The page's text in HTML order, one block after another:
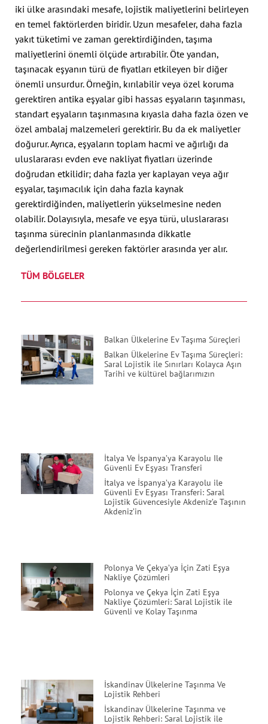
iki ülke arasındaki mesafe, lojistik maliyetlerini belirleyen
en temel faktörlerden biridir. Uzun mesafeler, daha fazla
yakıt tüketimi ve zaman gerektirdiğinden, taşıma
maliyetlerini önemli ölçüde artırabilir. Öte yandan,
taşınacak eşyanın türü de fiyatları etkileyen bir diğer
önemli unsurdur. Örneğin, kırılabilir veya özel koruma
gerektiren antika eşyalar gibi hassas eşyaların taşınması,
standart eşyaların taşınmasına kıyasla daha fazla özen ve
özel ambalaj malzemeleri gerektirir. Bu da ek maliyetler
doğurur. Ayrıca, eşyaların toplam hacmi ve ağırlığı da
uluslararası evden eve nakliyat fiyatları üzerinde
doğrudan etkilidir; daha fazla yer kaplayan veya ağır
eşyalar, taşımacılık için daha fazla kaynak
gerektirdiğinden, maliyetlerin yükselmesine neden
olabilir. Dolayısıyla, mesafe ve eşya türü, uluslararası
taşınma sürecinin planlanmasında dikkatle
değerlendirilmesi gereken faktörler arasında yer alır.
TÜM BÖLGELER
Balkan Ülkelerine Ev Taşıma Süreçleri
Balkan Ülkelerine Ev Taşıma Süreçleri:
Saral Lojistik ile Sınırları Kolayca Aşın
Tarihi ve kültürel bağlarımızın
İtalya Ve İspanya’ya Karayolu Ile
Güvenli Ev Eşyası Transferi
İtalya ve İspanya’ya Karayolu ile
Güvenli Ev Eşyası Transferi: Saral
Lojistik Güvencesiyle Akdeniz’e Taşının
Akdeniz’in
Polonya Ve Çekya’ya İçin Zati Eşya
Nakliye Çözümleri
Polonya ve Çekya İçin Zati Eşya
Nakliye Çözümleri: Saral Lojistik ile
Güvenli ve Kolay Taşınma
İskandinav Ülkelerine Taşınma Ve
Lojistik Rehberi
İskandinav Ülkelerine Taşınma ve
Lojistik Rehberi: Saral Lojistik ile